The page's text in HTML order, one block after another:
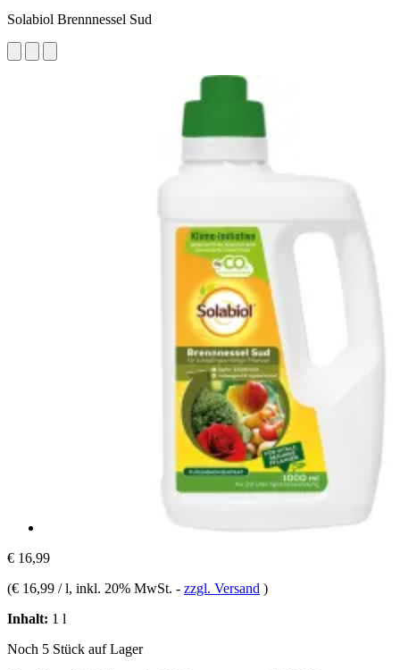
Solabiol Brennnessel Sud
€ 16,99
(€ 16,99 / l, inkl. 20% MwSt. - zzgl. Versand )
Inhalt: 1 l
Noch 5 Stück auf Lager